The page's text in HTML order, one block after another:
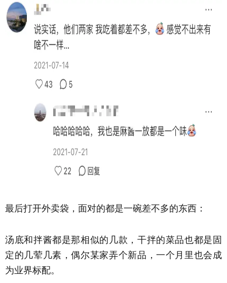
最后打开外卖袋，面对的都是一碗差不多的东西：
汤底和拌酱都是那相似的几款，干拌的菜品也都是固
定的几荤几素，偶尔某家弄个新品，一个月里也会成
为业界标配。